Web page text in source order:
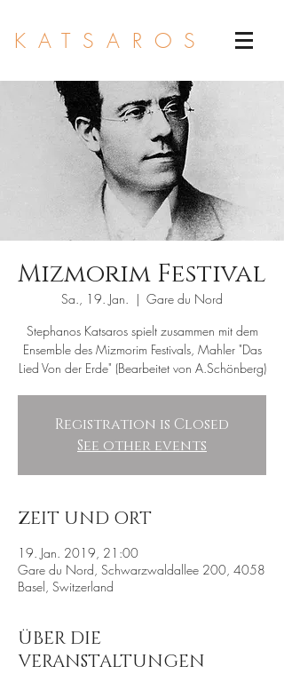
KATSAROS
Mizmorim Festival
Sa., 19. Jan.
  |
Gare du Nord
Stephanos Katsaros spielt zusammen mit dem
Ensemble des Mizmorim Festivals, Mahler "Das
Lied Von der Erde" (Bearbeitet von A.Schönberg)
Registration is Closed
See other events
ZEIT UND ORT
19. Jan. 2019, 21:00
Gare du Nord, Schwarzwaldallee 200, 4058
Basel, Switzerland
ÜBER DIE
VERANSTALTUNGEN